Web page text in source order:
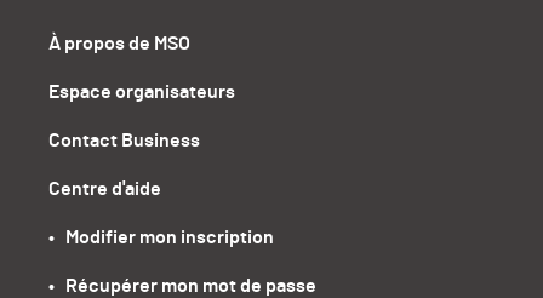
À propos de MSO
Espace organisateurs
Contact Business
Centre d'aide
•   Modifier mon inscription
•   Récupérer mon mot de passe